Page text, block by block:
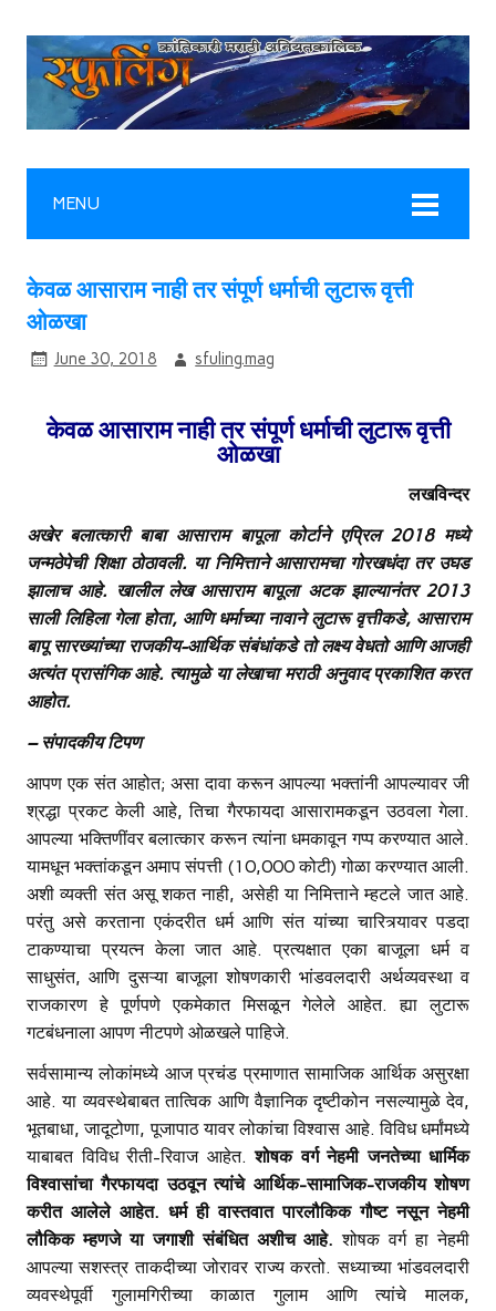
MENU
केवळ आसाराम नाही तर संपूर्ण धर्माची लुटारू वृत्ती
ओळखा
June 30, 2018 sfuling.mag
केवळ आसाराम नाही तर संपूर्ण धर्माची लुटारू वृत्ती
ओळखा
लखविन्दर
अखेर बलात्कारी बाबा आसाराम बापूला कोर्टाने एप्रिल2018 मध्ये
जन्मठेपेची शिक्षा ठोठावली. या निमित्ताने आसारामचा गोरखधंदा तर उघड
झालाच आहे. खालील लेख आसाराम बापूला अटक झाल्यानंतर 2013
साली लिहिला गेला होता, आणि धर्माच्या नावाने लुटारू वृत्तीकडे, आसाराम
बापू सारख्यांच्या राजकीय-आर्थिक संबंधांकडे तो लक्ष्य वेधतो आणि आजही
अत्यंत प्रासंगिक आहे. त्यामुळे या लेखाचा मराठी अनुवाद प्रकाशित करत
आहोत.
– संपादकीय टिपण
आपण एक संत आहोत; असा दावा करून आपल्या भक्तांनी आपल्यावर जी
श्रद्धा प्रकट केली आहे, तिचा गैरफायदा आसारामकडून उठवला गेला.
आपल्या भक्तिणींवर बलात्कार करून त्यांना धमकावून गप्प करण्यात आले.
यामधून भक्तांकडून अमाप संपत्ती (10,000 कोटी) गोळा करण्यात आली.
अशी व्यक्ती संत असू शकत नाही, असेही या निमित्ताने म्हटले जात आहे.
परंतु असे करताना एकंदरीत धर्म आणि संत यांच्या चारित्र्यावर पडदा
टाकण्याचा प्रयत्न केला जात आहे. प्रत्यक्षात एका बाजूला धर्म व
साधुसंत, आणि दुसऱ्या बाजूला शोषणकारी भांडवलदारी अर्थव्यवस्था व
राजकारण हे पूर्णपणे एकमेकात मिसळून गेलेले आहेत. ह्या लुटारू
गटबंधनाला आपण नीटपणे ओळखले पाहिजे.
सर्वसामान्य लोकांमध्ये आज प्रचंड प्रमाणात सामाजिक आर्थिक असुरक्षा
आहे. या व्यवस्थेबाबत तात्विक आणि वैज्ञानिक दृष्टीकोन नसल्यामुळे देव,
भूतबाधा, जादूटोणा, पूजापाठ यावर लोकांचा विश्वास आहे. विविध धर्मांमध्ये
याबाबत विविध रीती-रिवाज आहेत.शोषक वर्ग नेहमी जनतेच्या धार्मिक
विश्वासांचा गैरफायदा उठवून त्यांचे आर्थिक-सामाजिक-राजकीय शोषण
करीत आलेले आहेत. धर्म ही वास्तवात पारलौकिक गौष्ट नसून नेहमी
लौकिक म्हणजे या जगाशी संबंधित अशीच आहे.शोषक वर्ग हा नेहमी
आपल्या सशस्त्र ताकदीच्या जोरावर राज्य करतो. सध्याच्या भांडवलदारी
व्यवस्थेपूर्वी गुलामगिरीच्या काळात गुलाम आणि त्यांचे मालक,